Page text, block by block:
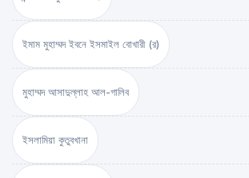
ইমাম মুহাম্মদ ইবনে ইসমাইল বোখারী (র)
মুহাম্মদ আসাদুল্লাহ আল-গালিব
ইসলামিয়া কুতুবখানা